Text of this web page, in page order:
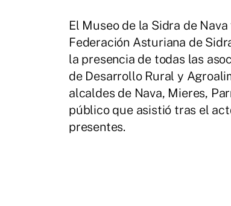
El Museo de la Sidra de
Federación Asturiana de
la presencia de todas las
de Desarrollo Rural y
alcaldes de Nava, Mieres,
público que asistió tras el
presentes.